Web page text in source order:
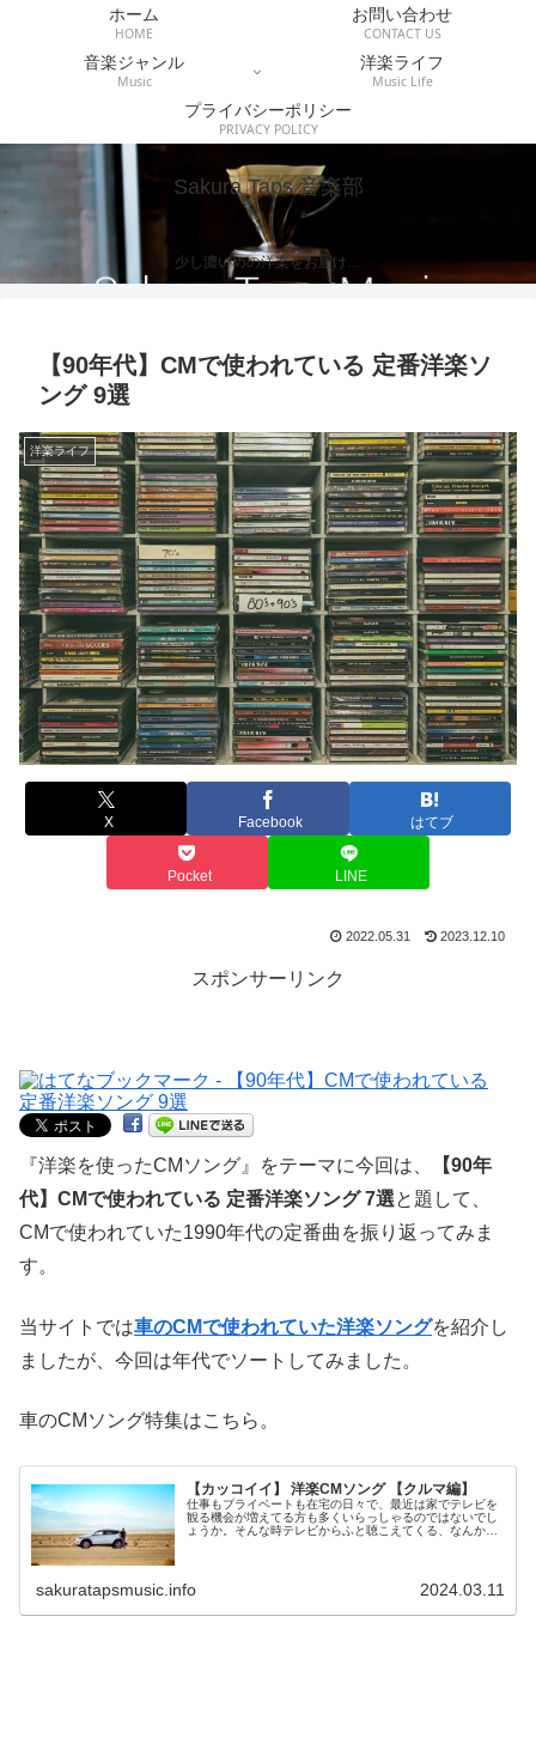
Sakura Taps 音楽部
少し濃いめの洋楽をお届け…
ホーム
HOME
お問い合わせ
CONTACT US
音楽ジャンル
Music
洋楽ライフ
Music Life
プライバシーポリシー
PRIVACY POLICY
【90年代】CMで使われている 定番洋楽ソ
ング 9選
洋楽ライフ
X Facebook はてブ
Pocket LINE
2022.05.31 2023.12.10
スポンサーリンク
『洋楽を使ったCMソング』をテーマに今回は、
【90年
代】CMで使われている 定番洋楽ソング 7選と題して、
CMで使われていた1990年代の定番曲を振り返ってみま
す。
当サイトでは車のCMで使われていた洋楽ソングを紹介し
ましたが、今回は年代でソートしてみました。
車のCMソング特集はこちら。
【カッコイイ】 洋楽CMソング 【クルマ編】
仕事もプライベートも在宅の日々で、最近は家でテレビを
観る機会が増えてる方も多くいらっしゃるのではないでし
ょうか。そんな時テレビからふと聴こえてくる、なんかか
sakuratapsmusic.info 2024.03.11